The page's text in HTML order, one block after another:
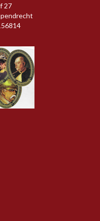
27